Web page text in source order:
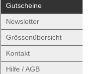
Gutscheine
Newsletter
Grössenübersicht
Kontakt
Hilfe / AGB